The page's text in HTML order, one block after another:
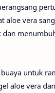
aloe vera
untuk
aloe vera